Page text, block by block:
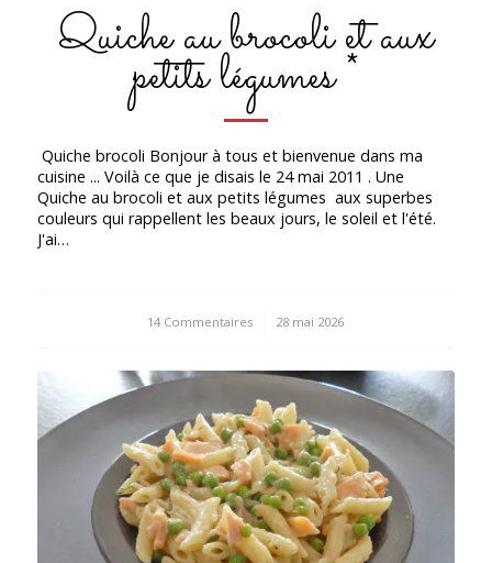
Quiche au brocoli et aux
petits légumes *
Quiche brocoli Bonjour à tous et bienvenue dans ma
cuisine ... Voilà ce que je disais le 24 mai 2011 . Une
Quiche au brocoli et aux petits légumes aux superbes
couleurs qui rappellent les beaux jours, le soleil et l'été.
J'ai…
14 Commentaires
/ 28 mai 2026